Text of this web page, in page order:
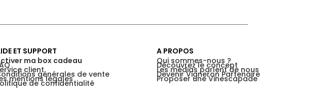
ET SUPPORT
ma box cadeau
clientgénérales de vente
mentions légales
de confidentialité
A PROPOS
Qui sommes-nous ?
Découvrez le concept
Les médias parlent de nous
Devenir Vigneron Partenaire
Proposer une Vinescapade